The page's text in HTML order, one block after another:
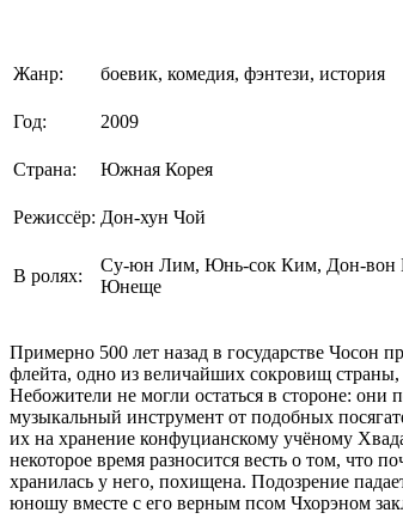
Жанр: боевик, комедия, фэнтези, история
Год: 2009
Страна: Южная Корея
Режиссёр: Дон-хун Чой
В ролях:
Су-юн Лим, Юнь-cок Ким, Дон-вон
Юнеще
Примерно 500 лет назад в государстве Чосон
флейта, одно из величайших сокровищ
Небожители не могли остаться в стороне: они
музыкальный инструмент от подобных
их на хранение конфуцианскому учёному
некоторое время разносится весть о том, что
хранилась у него, похищена. Подозрение
юношу вместе с его верным псом Чхорэном